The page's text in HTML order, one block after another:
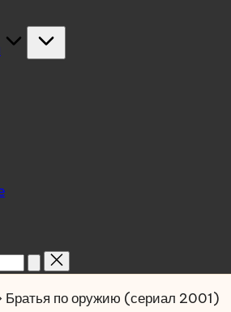
Братья по оружию (сериал 2001)